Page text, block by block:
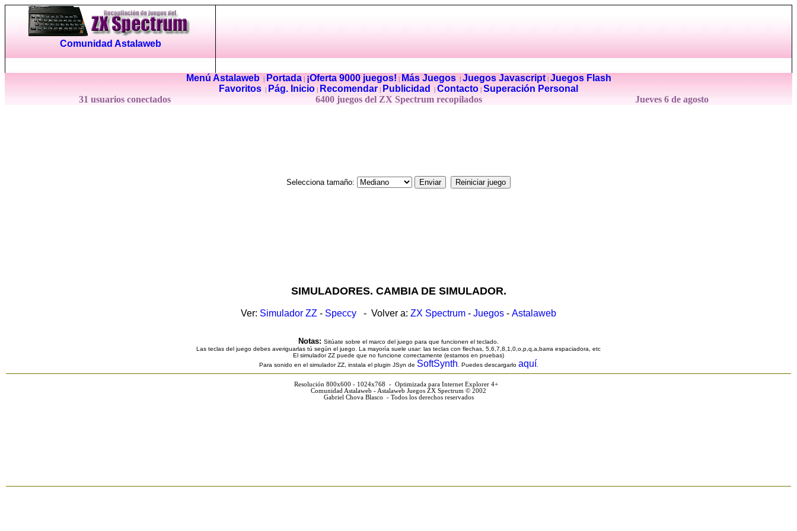
Comunidad Astalaweb
Menú Astalaweb| Portada| ¡Oferta 9000 juegos! Más Juegos| Juegos Javascript| Juegos Flash
Favoritos
Pág. Inicio Recomendar Publicidad Contacto Superación Personal
31 usuarios conectados
6400 juegos del ZX Spectrum recopilados Jueves 6 de agosto
Selecciona tamaño:
SIMULADORES. CAMBIA DE SIMULADOR.
Ver: Simulador ZZ - Speccy - Volver a: ZX Spectrum - Juegos - Astalaweb
Notas: Sitúate sobre el marco del juego para que funcionen el teclado.
Las teclas del juego debes averiguarlas tú según el juego. La mayoría suele usar: las teclas con flechas, 5,6,7,8,1,0,o,p,q,a,barra espaciadora, etc
El simulador ZZ puede que no funcione correctamente (estamos en pruebas)
Para sonido en el simulador ZZ, instala el plugin JSyn de SoftSynth . Puedes descargarlo aquí
Resolución 800x600 - 1024x768 - Optimizada para Internet Explorer 4+
Comunidad Astalaweb - Astalaweb Juegos ZX Spectrum © 2002
Gabriel Chova Blasco - Todos los derechos reservados